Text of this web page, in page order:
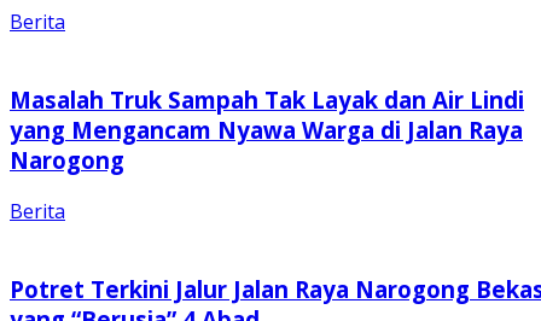
Berita
Masalah Truk Sampah Tak Layak dan Air Lindi
yang Mengancam Nyawa Warga di Jalan Raya
Narogong
Berita
Potret Terkini Jalur Jalan Raya Narogong